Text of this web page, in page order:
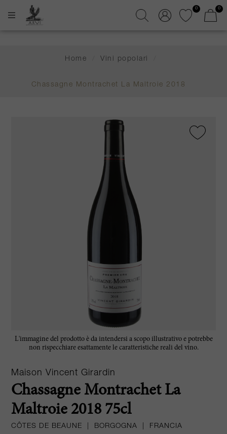
0 0
Home Vini popolari
Chassagne Montrachet La Maltroie 2018
L'immagine del prodotto è da intendersi a scopo illustrativo e potrebbe
non rispecchiare esattamente le caratteristiche reali del vino.
Maison Vincent Girardin
Chassagne Montrachet La
Maltroie 2018 75cl
CÔTES DE BEAUNE BORGOGNA FRANCIA